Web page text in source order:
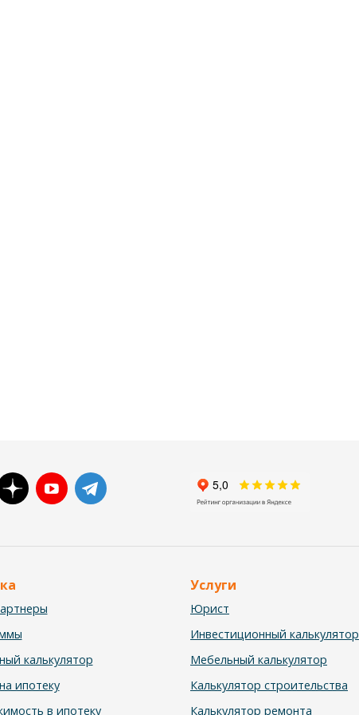
калькулятор
ипотеку
в ипотеку
Услуги
Юрист
Инвестиционный калькулятор
Мебельный калькулятор
Калькулятор строительства
Калькулятор ремонта